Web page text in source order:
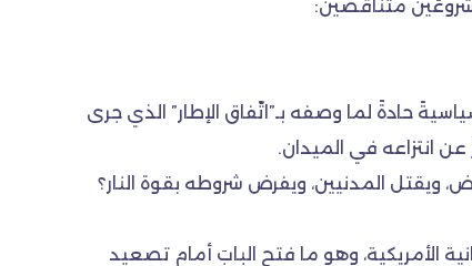
متناقضَين:
حادةً لما وصفه بـ”اتّفاق الإطار” الذي جرى
انتزاعه في الميدان.
ويقتل المدنيين، ويفرض شروطه بقوة النار؟
الأمريكية، وهو ما فتح البابَ أمام تصعيد